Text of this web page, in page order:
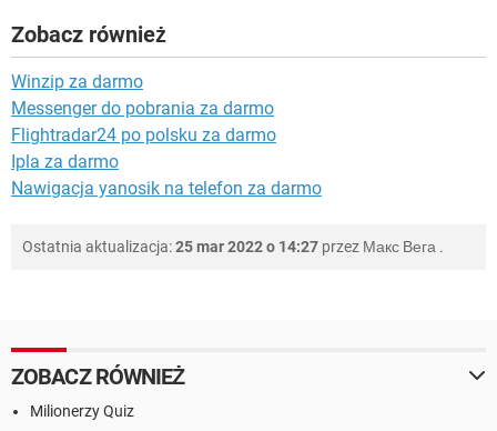
Zobacz również
Winzip za darmo
Messenger do pobrania za darmo
Flightradar24 po polsku za darmo
Ipla za darmo
Nawigacja yanosik na telefon za darmo
Ostatnia aktualizacja:25 mar 2022 o 14:27 przez Макс Вега .
ZOBACZ RÓWNIEŻ
Milionerzy Quiz